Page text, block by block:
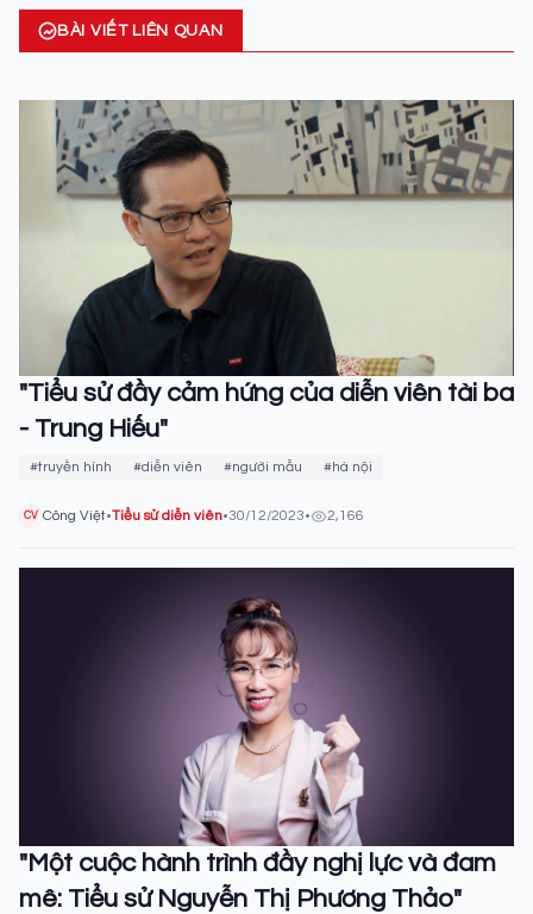
BÀI VIẾT LIÊN QUAN
"Tiểu sử đầy cảm hứng của diễn viên tài ba
- Trung Hiếu"
#truyền hình #diễn viên #người mẫu #hà nội
CV Công Việt•Tiểu sử diễn viên•30/12/2023• 2,166
"Một cuộc hành trình đầy nghị lực và đam
mê: Tiểu sử Nguyễn Thị Phương Thảo"